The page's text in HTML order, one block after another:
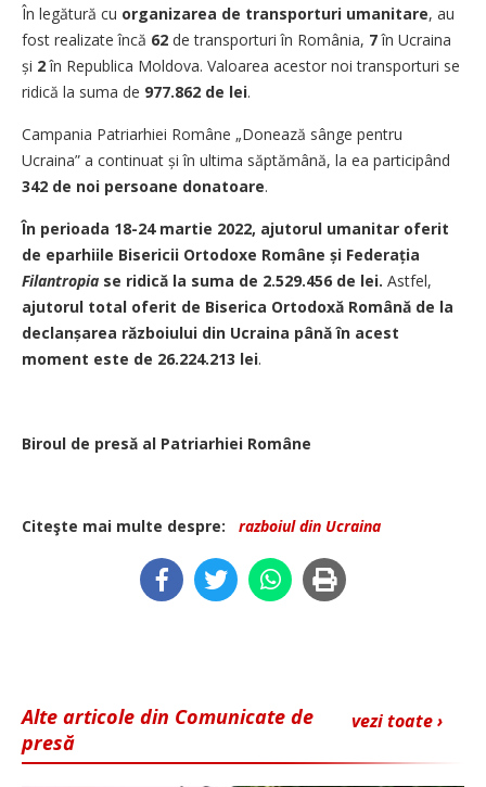
În legătură cu organizarea de transporturi umanitare, au
fost realizate încă 62 de transporturi în România, 7în Ucraina
și 2în Republica Moldova. Valoarea acestor noi transporturi se
ridică la suma de 977.862 de lei.
Campania Patriarhiei Române „Donează sânge pentru
Ucraina” a continuat și în ultima săptămână, la ea participând
342 de noi persoane donatoare.
În perioada 18-24 martie 2022, ajutorul umanitar oferit
de eparhiile Bisericii Ortodoxe Române și Federația
Filantropia se ridică la suma de 2.529.456 de lei. Astfel,
ajutorul total oferit de Biserica Ortodoxă Română de la
declanșarea războiului din Ucraina până în acest
moment este de 26.224.213 lei.
Biroul de presă al Patriarhiei Române
Citeşte mai multe despre: razboiul din Ucraina
vezi toate ›
Alte articole din Comunicate de
presă